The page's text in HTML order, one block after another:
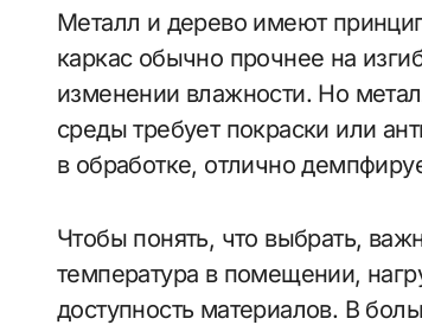
Металл и дерево имеют
каркас обычно прочнее на
изменении влажности. Но
среды требует покраски или
в обработке, отлично
Чтобы понять, что выбрать,
температура в помещении,
доступность материалов. В